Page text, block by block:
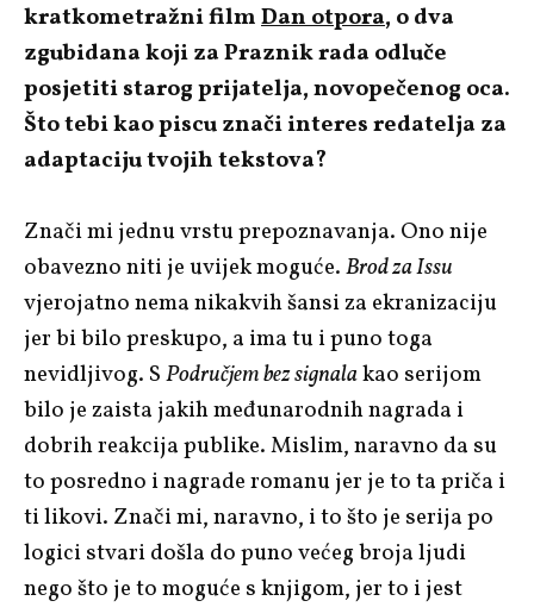
kratkometražni filmDan otpora, o dva
zgubidana koji za Praznik rada odluče
posjetiti starog prijatelja, novopečenog oca.
Što tebi kao piscu znači interes redatelja za
adaptaciju tvojih tekstova?
Znači mi jednu vrstu prepoznavanja. Ono nije
obavezno niti je uvijek moguće.Brod za Issu
vjerojatno nema nikakvih šansi za ekranizaciju
jer bi bilo preskupo, a ima tu i puno toga
nevidljivog. SPodručjem bez signalakao serijom
bilo je zaista jakih međunarodnih nagrada i
dobrih reakcija publike. Mislim, naravno da su
to posredno i nagrade romanu jer je to ta priča i
ti likovi. Znači mi, naravno, i to što je serija po
logici stvari došla do puno većeg broja ljudi
nego što je to moguće s knjigom, jer to i jest